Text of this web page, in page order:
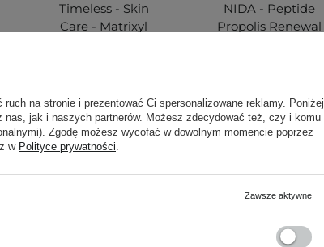
Timeless - Skin
Care - Matrixyl
87,20 zł
NIDA - Peptide
Propolis Renewal
na stronie i prezentować Ci spersonalizowane reklamy. Poniżej
jak i naszych partnerów. Możesz zdecydować też, czy i komu
Zgodę możesz wycofać w dowolnym momencie poprzez
w Polityce prywatności.
Zawsze aktywne